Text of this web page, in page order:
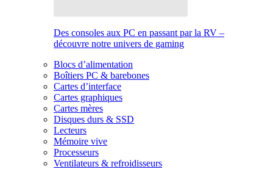
Des consoles aux PC en passant par la RV –
découvre notre univers de gaming
Blocs d’alimentation
Boîtiers PC & barebones
Cartes d’interface
Cartes graphiques
Cartes mères
Disques durs & SSD
Lecteurs
Mémoire vive
Processeurs
Ventilateurs & refroidisseurs